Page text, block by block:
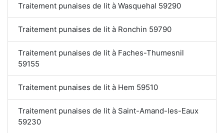
Traitement punaises de lit à Wasquehal 59290
Traitement punaises de lit à Ronchin 59790
Traitement punaises de lit à Faches-Thumesnil
59155
Traitement punaises de lit à Hem 59510
Traitement punaises de lit à Saint-Amand-les-Eaux
59230